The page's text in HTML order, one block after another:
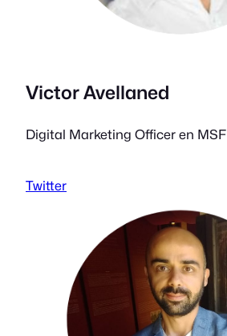
Victor Avellaned
Digital Marketing Officer en MSF
Twitter